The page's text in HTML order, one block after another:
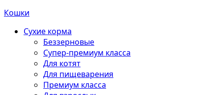
Кошки
Сухие корма
Беззерновые
Супер-премиум класса
Для котят
Для пищеварения
Премиум класса